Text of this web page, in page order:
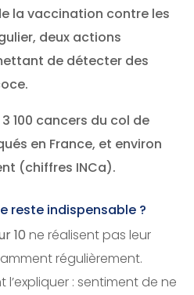
la vaccination contre les
deux actions
de détecter des
100 cancers du col de
en France, et environ
(chiffres INCa).
reste indispensable ?
10 ne réalisent pas leur
régulièrement.
l’expliquer : sentiment de ne